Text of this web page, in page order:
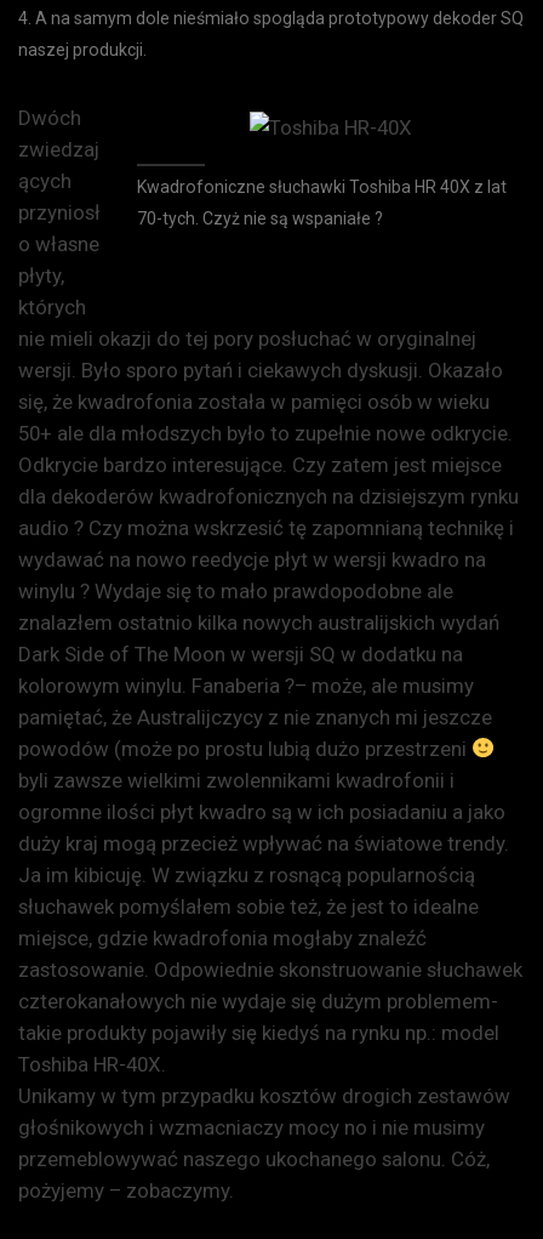
4. A na samym dole nieśmiało spogląda prototypowy dekoder SQ
naszej produkcji.
Kwadrofoniczne słuchawki Toshiba HR 40X z lat
70-tych. Czyż nie są wspaniałe ?
Dwóch
zwiedzaj
ących
przyniosł
o własne
płyty,
których
nie mieli okazji do tej pory posłuchać w oryginalnej
wersji. Było sporo pytań i ciekawych dyskusji. Okazało
się, że kwadrofonia została w pamięci osób w wieku
50+ ale dla młodszych było to zupełnie nowe odkrycie.
Odkrycie bardzo interesujące. Czy zatem jest miejsce
dla dekoderów kwadrofonicznych na dzisiejszym rynku
audio ? Czy można wskrzesić tę zapomnianą technikę i
wydawać na nowo reedycje płyt w wersji kwadro na
winylu ? Wydaje się to mało prawdopodobne ale
znalazłem ostatnio kilka nowych australijskich wydań
Dark Side of The Moon w wersji SQ w dodatku na
kolorowym winylu. Fanaberia ?– może, ale musimy
pamiętać, że Australijczycy z nie znanych mi jeszcze
powodów (może po prostu lubią dużo przestrzeni
byli zawsze wielkimi zwolennikami kwadrofonii i
ogromne ilości płyt kwadro są w ich posiadaniu a jako
duży kraj mogą przecież wpływać na światowe trendy.
Ja im kibicuję. W związku z rosnącą popularnością
słuchawek pomyślałem sobie też, że jest to idealne
miejsce, gdzie kwadrofonia mogłaby znaleźć
zastosowanie. Odpowiednie skonstruowanie słuchawek
czterokanałowych nie wydaje się dużym problemem-
takie produkty pojawiły się kiedyś na rynku np.: model
Toshiba HR-40X.
Unikamy w tym przypadku kosztów drogich zestawów
głośnikowych i wzmacniaczy mocy no i nie musimy
przemeblowywać naszego ukochanego salonu. Cóż,
pożyjemy – zobaczymy.